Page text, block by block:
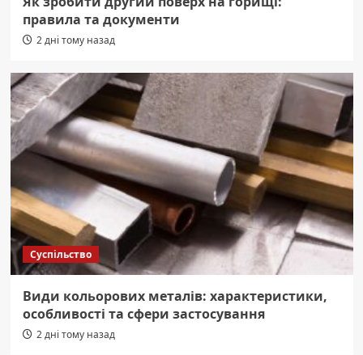
правила та документи
2 дні тому назад
Суспільство
Види кольорових металів: характеристики,
особливості та сфери застосування
2 дні тому назад